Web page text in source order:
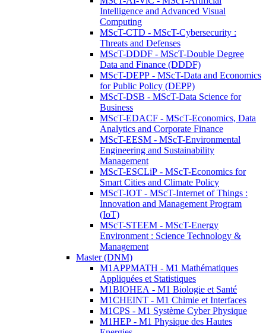
Intelligence and Advanced Visual
Computing
MScT-CTD - MScT-Cybersecurity :
Threats and Defenses
MScT-DDDF - MScT-Double Degree
Data and Finance (DDDF)
MScT-DEPP - MScT-Data and Economics
for Public Policy (DEPP)
MScT-DSB - MScT-Data Science for
Business
MScT-EDACF - MScT-Economics, Data
Analytics and Corporate Finance
MScT-EESM - MScT-Environmental
Engineering and Sustainability
Management
MScT-ESCLiP - MScT-Economics for
Smart Cities and Climate Policy
MScT-IOT - MScT-Internet of Things :
Innovation and Management Program
(IoT)
MScT-STEEM - MScT-Energy
Environment : Science Technology &
Management
Master (DNM)
M1APPMATH - M1 Mathématiques
Appliquées et Statistiques
M1BIOHEA - M1 Biologie et Santé
M1CHEINT - M1 Chimie et Interfaces
M1CPS - M1 Système Cyber Physique
M1HEP - M1 Physique des Hautes